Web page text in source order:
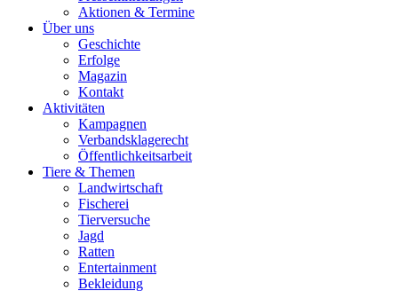
Aktionen & Termine
Über uns
Geschichte
Erfolge
Magazin
Kontakt
Aktivitäten
Kampagnen
Verbandsklagerecht
Öffentlichkeitsarbeit
Tiere & Themen
Landwirtschaft
Fischerei
Tierversuche
Jagd
Ratten
Entertainment
Bekleidung